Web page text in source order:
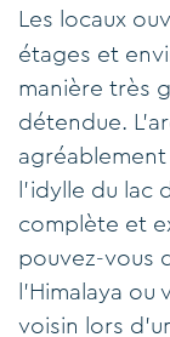
Les locaux
étages et
manière très
détendue.
l'idylle du lac
complète et
pouvez-vous
l'Himalaya ou
voisin lors